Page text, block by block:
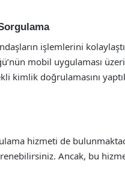
işlemlerini
mobil uygulaması
kimlik doğrulamasını
hizmeti de
Ancak, bu